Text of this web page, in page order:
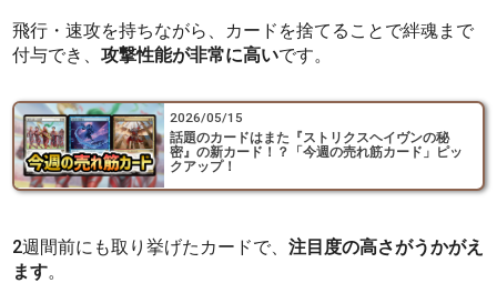
飛行・速攻を持ちながら、カードを捨てることで絆魂まで
付与でき、攻撃性能が非常に高いです。
2026/05/15
話題のカードはまた『ストリクスヘイヴンの秘
密』の新カード！？「今週の売れ筋カード」ピッ
クアップ！
2週間前にも取り挙げたカードで、注目度の高さがうかがえ
ます。